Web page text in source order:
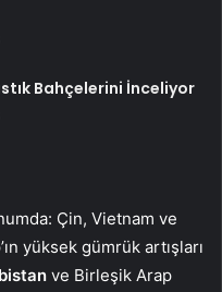
Bahçelerini İnceliyor
Çin, Vietnam ve
yüksek gümrük artışları
ve Birleşik Arap